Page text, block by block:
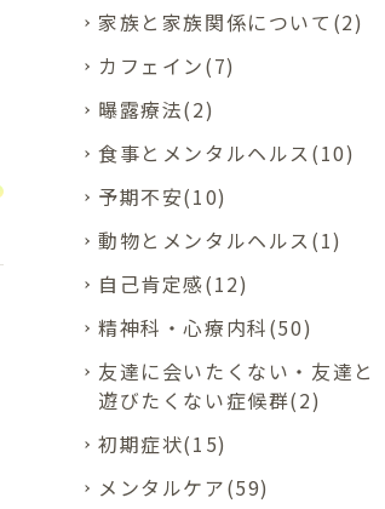
家族と家族関係について(2)
カフェイン(7)
曝露療法(2)
食事とメンタルヘルス(10)
予期不安(10)
動物とメンタルヘルス(1)
自己肯定感(12)
精神科・心療内科(50)
友達に会いたくない・友達と
遊びたくない症候群(2)
初期症状(15)
メンタルケア(59)